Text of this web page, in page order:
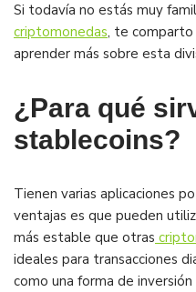
Si todavía no estás muy
criptomonedas, te
aprender más sobre esta
¿Para qué
stablecoins?
Tienen varias aplicaciones
ventajas es que pueden
más estable que otras
ideales para transacciones
como una forma de